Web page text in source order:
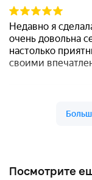
Посмотрите